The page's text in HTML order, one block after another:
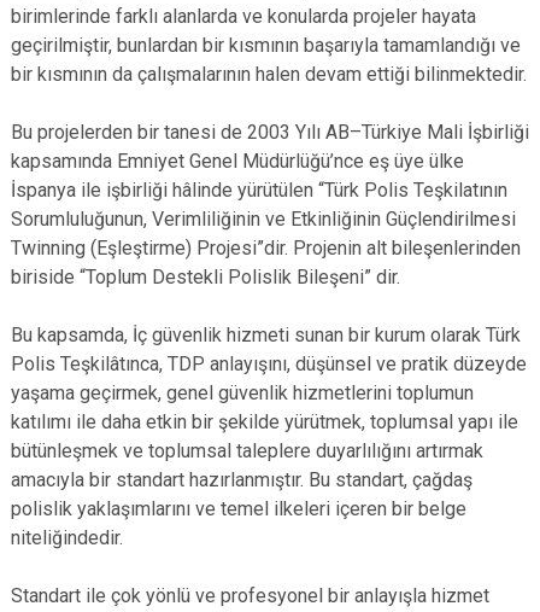
birimlerinde farklı alanlarda ve konularda projeler hayata
geçirilmiştir, bunlardan bir kısmının başarıyla tamamlandığı ve
bir kısmının da çalışmalarının halen devam ettiği bilinmektedir.
Bu projelerden bir tanesi de 2003 Yılı AB–Türkiye Mali İşbirliği
kapsamında Emniyet Genel Müdürlüğü’nce eş üye ülke
İspanya ile işbirliği hâlinde yürütülen “Türk Polis Teşkilatının
Sorumluluğunun, Verimliliğinin ve Etkinliğinin Güçlendirilmesi
Twinning (Eşleştirme) Projesi”dir. Projenin alt bileşenlerinden
biriside “Toplum Destekli Polislik Bileşeni” dir.
Bu kapsamda, İç güvenlik hizmeti sunan bir kurum olarak Türk
Polis Teşkilâtınca, TDP anlayışını, düşünsel ve pratik düzeyde
yaşama geçirmek, genel güvenlik hizmetlerini toplumun
katılımı ile daha etkin bir şekilde yürütmek, toplumsal yapı ile
bütünleşmek ve toplumsal taleplere duyarlılığını artırmak
amacıyla bir standart hazırlanmıştır. Bu standart, çağdaş
polislik yaklaşımlarını ve temel ilkeleri içeren bir belge
niteliğindedir.
Standart ile çok yönlü ve profesyonel bir anlayışla hizmet